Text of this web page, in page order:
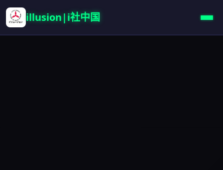
illusion|i社中国